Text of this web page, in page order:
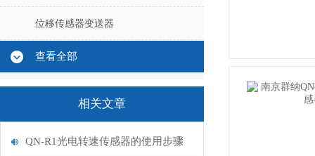
位移传感器变送器
查看全部
相关文章
QN-R1光电转速传感器的使用步骤